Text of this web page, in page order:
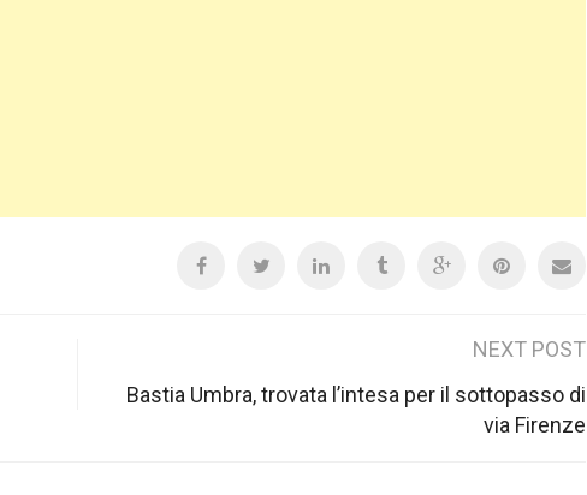
NEXT POST
Bastia Umbra, trovata l’intesa per il sottopasso di
via Firenze